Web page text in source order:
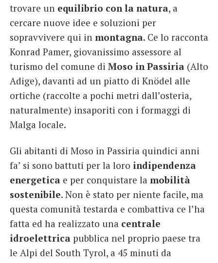
trovare un equilibrio con la natura, a
cercare nuove idee e soluzioni per
sopravvivere qui in montagna. Ce lo racconta
Konrad Pamer, giovanissimo assessore al
turismo del comune di Moso in Passiria (Alto
Adige), davanti ad un piatto di Knödel alle
ortiche (raccolte a pochi metri dall’osteria,
naturalmente) insaporiti con i formaggi di
Malga locale.
Gli abitanti di Moso in Passiria quindici anni
fa’ si sono battuti per la loro indipendenza
energetica e per conquistare la mobilità
sostenibile. Non è stato per niente facile, ma
questa comunità testarda e combattiva ce l’ha
fatta ed ha realizzato una centrale
idroelettrica pubblica nel proprio paese tra
le Alpi del South Tyrol, a 45 minuti da